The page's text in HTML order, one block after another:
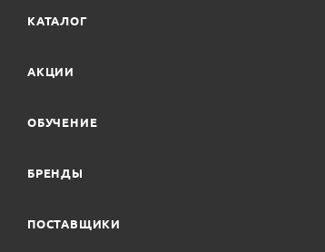
КАТАЛОГ
АКЦИИ
ОБУЧЕНИЕ
БРЕНДЫ
ПОСТАВЩИКИ